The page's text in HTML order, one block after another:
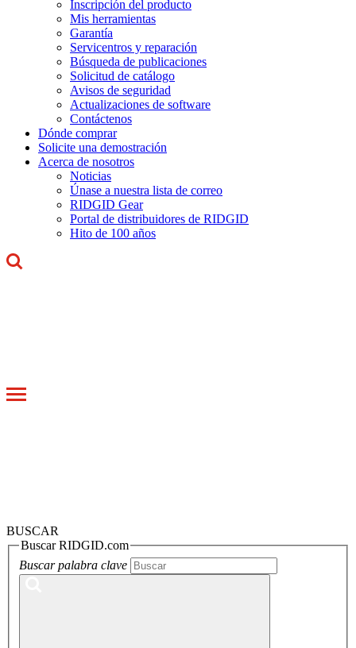
Inscripción del producto
Mis herramientas
Garantía
Servicentros y reparación
Búsqueda de publicaciones
Solicitud de catálogo
Avisos de seguridad
Actualizaciones de software
Contáctenos
Dónde comprar
Solicite una demostración
Acerca de nosotros
Noticias
Únase a nuestra lista de correo
RIDGID Gear
Portal de distribuidores de RIDGID
Hito de 100 años
Toggle
BUSCAR
Buscar RIDGID.com
Buscar palabra clave